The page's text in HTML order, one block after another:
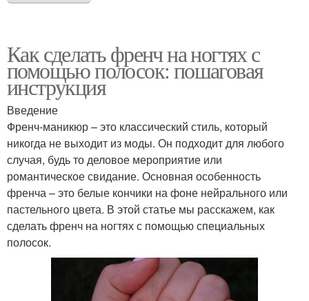
Как сделать френч на ногтях с
помощью полосок: пошаговая
инструкция
Введение
Френч-маникюр – это классический стиль, который
никогда не выходит из моды. Он подходит для любого
случая, будь то деловое мероприятие или
романтическое свидание. Основная особенность
френча – это белые кончики на фоне нейрального или
пастельного цвета. В этой статье мы расскажем, как
сделать френч на ногтях с помощью специальных
полосок.